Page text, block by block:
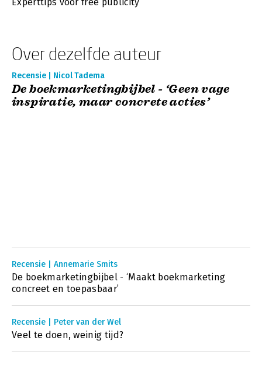
Over dezelfde auteur
Recensie | Nicol Tadema
De boekmarketingbijbel - ‘Geen vage
inspiratie, maar concrete acties’
Recensie | Annemarie Smits
De boekmarketingbijbel - ‘Maakt boekmarketing
concreet en toepasbaar’
Recensie | Peter van der Wel
Veel te doen, weinig tijd?